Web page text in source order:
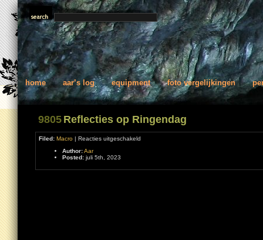
home aar’s log equipment foto vergelijkingen
9805 Reflecties op Ringendag
Filed: Macro | Reacties uitgeschakeld
Author:Aar
Posted: juli 5th, 2023